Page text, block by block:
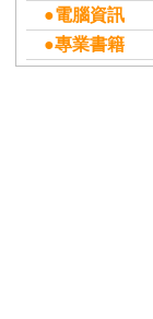
●電腦資訊
●專業書籍